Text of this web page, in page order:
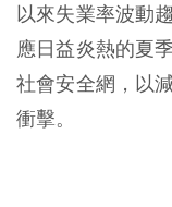
以來失業率波動
應日益炎熱的夏
社會安全網，以
衝擊。